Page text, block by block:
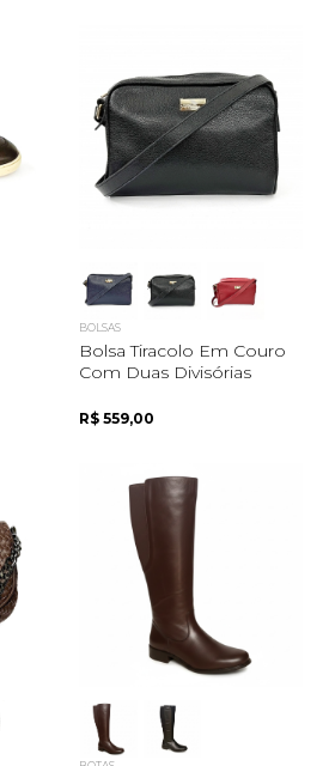
BOLSAS
Bolsa Tiracolo Em Couro
Com Duas Divisórias
R$ 559,00